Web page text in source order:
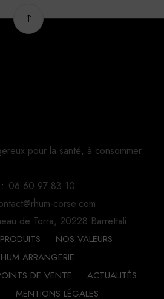
pour la santé, à consommer
06 60 97 83 10
corse.com
de Torra, 20228 Barrettali
NOS VALEURS
ARRANGERIE
DE VENTE
ACTUALITÉS
MENTIONS LÉGALES